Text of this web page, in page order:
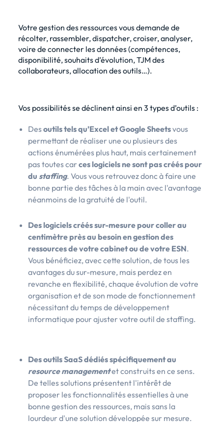
Votre gestion des ressources vous demande de
récolter, rassembler, dispatcher, croiser, analyser,
voire de connecter les données (compétences,
disponibilité, souhaits d’évolution, TJM des
collaborateurs, allocation des outils…).
Vos possibilités se déclinent ainsi en 3 types d’outils :
Desoutils tels qu’Excel et Google Sheetsvous
permettant de réaliser une ou plusieurs des
actions énumérées plus haut, mais certainement
pas toutes car ces logiciels ne sont pas créés pour
du staffing. Vous vous retrouvez donc à faire une
bonne partie des tâches à la main avec l'avantage
néanmoins de la gratuité de l'outil.
Des logiciels créés sur-mesure pour coller au
centimètre près au besoin en gestion des
ressources de votre cabinet ou de votre ESN.
Vous bénéficiez, avec cette solution, de tous les
avantages du sur-mesure, mais perdez en
revanche en flexibilité, chaque évolution de votre
organisation et de son mode de fonctionnement
nécessitant du temps de développement
informatique pour ajuster votre outil de staffing.
Des outils SaaS dédiés spécifiquement au
resource managementet construits en ce sens.
De telles solutions présentent l'intérêt de
proposer les fonctionnalités essentielles à une
bonne gestion des ressources, mais sans la
lourdeur d'une solution développée sur mesure.